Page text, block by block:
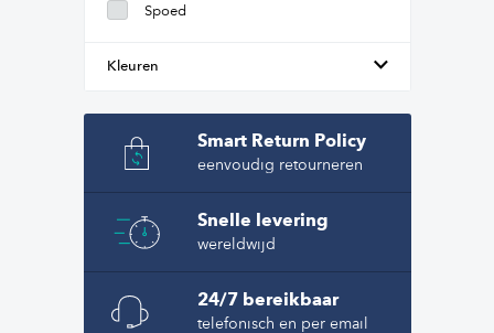
Spoed
Kleuren
Smart Return Policy
eenvoudig retourneren
Snelle levering
wereldwijd
24/7 bereikbaar
telefonisch en per email